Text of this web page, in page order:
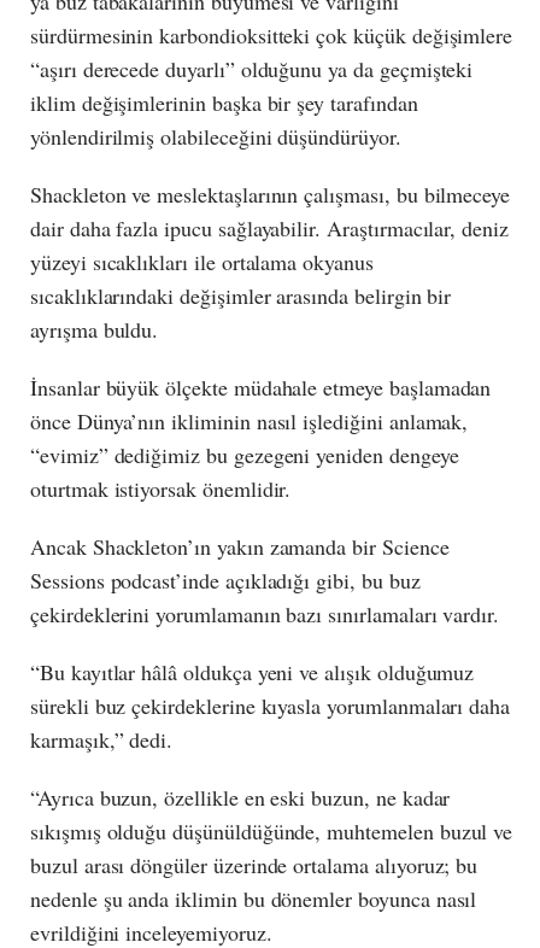
sürdürmesinin karbondioksitteki çok küçük değişimlere
“aşırı derecede duyarlı” olduğunu ya da geçmişteki
iklim değişimlerinin başka bir şey tarafından
yönlendirilmiş olabileceğini düşündürüyor.
Shackleton ve meslektaşlarının çalışması, bu bilmeceye
dair daha fazla ipucu sağlayabilir. Araştırmacılar, deniz
yüzeyi sıcaklıkları ile ortalama okyanus
sıcaklıklarındaki değişimler arasında belirgin bir
ayrışma buldu.
İnsanlar büyük ölçekte müdahale etmeye başlamadan
önce Dünya’nın ikliminin nasıl işlediğini anlamak,
“evimiz” dediğimiz bu gezegeni yeniden dengeye
oturtmak istiyorsak önemlidir.
Ancak Shackleton’ın yakın zamanda bir Science
Sessions podcast’inde açıkladığı gibi, bu buz
çekirdeklerini yorumlamanın bazı sınırlamaları vardır.
“Bu kayıtlar hâlâ oldukça yeni ve alışık olduğumuz
sürekli buz çekirdeklerine kıyasla yorumlanmaları daha
karmaşık,” dedi.
“Ayrıca buzun, özellikle en eski buzun, ne kadar
sıkışmış olduğu düşünüldüğünde, muhtemelen buzul ve
buzul arası döngüler üzerinde ortalama alıyoruz; bu
nedenle şu anda iklimin bu dönemler boyunca nasıl
evrildiğini inceleyemiyoruz.